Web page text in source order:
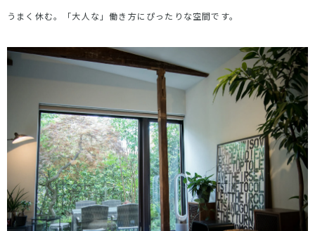
うまく休む。「大人な」働き方にぴったりな空間です。